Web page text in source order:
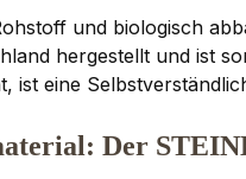
und biologisch
hergestellt und ist
ist eine
Der